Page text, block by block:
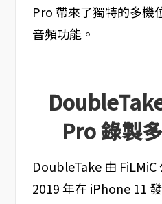
Pro 帶來了獨特的多機
音頻功能。
Pro 錄製
DoubleTake 由
2019 年在 iPhone 11